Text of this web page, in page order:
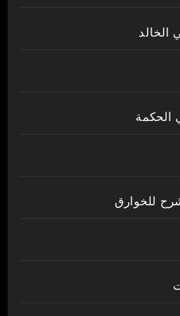
الخالد
الحكمة
للخوارق